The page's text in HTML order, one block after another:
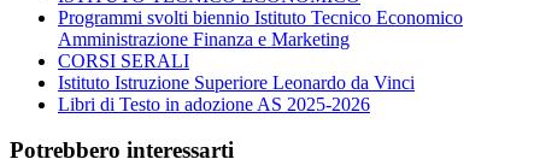
Programmi svolti biennio Istituto Tecnico Economico
Amministrazione Finanza e Marketing
CORSI SERALI
Istituto Istruzione Superiore Leonardo da Vinci
Libri di Testo in adozione AS 2025-2026
Potrebbero interessarti